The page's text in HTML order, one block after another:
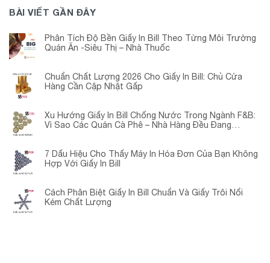
BÀI VIẾT GẦN ĐÂY
Phân Tích Độ Bền Giấy In Bill Theo Từng Môi Trường
Quán Ăn -Siêu Thị – Nhà Thuốc
Chuẩn Chất Lượng 2026 Cho Giấy In Bill: Chủ Cửa
Hàng Cần Cập Nhật Gấp
Xu Hướng Giấy In Bill Chống Nước Trong Ngành F&B:
Vì Sao Các Quán Cà Phê – Nhà Hàng Đều Đang
7 Dấu Hiệu Cho Thấy Máy In Hóa Đơn Của Bạn Không
Hợp Với Giấy In Bill
Cách Phân Biệt Giấy In Bill Chuẩn Và Giấy Trôi Nổi
Kém Chất Lượng